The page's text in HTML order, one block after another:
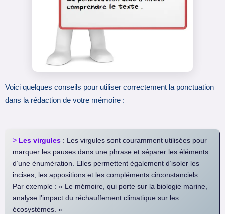
Voici quelques conseils pour utiliser correctement la ponctuation
dans la rédaction de votre mémoire :
> Les virgules : Les virgules sont couramment utilisées pour
marquer les pauses dans une phrase et séparer les éléments
d’une énumération. Elles permettent également d’isoler les
incises, les appositions et les compléments circonstanciels.
Par exemple : « Le mémoire, qui porte sur la biologie marine,
analyse l’impact du réchauffement climatique sur les
écosystèmes. »